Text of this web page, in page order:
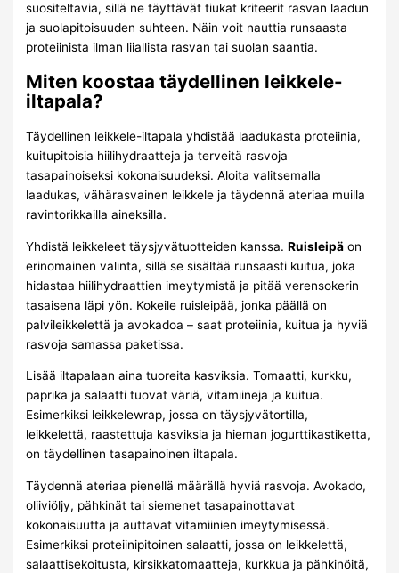
suositeltavia, sillä ne täyttävät tiukat kriteerit rasvan laadun
ja suolapitoisuuden suhteen. Näin voit nauttia runsaasta
proteiinista ilman liiallista rasvan tai suolan saantia.
Miten koostaa täydellinen leikkele-
iltapala?
Täydellinen leikkele-iltapala yhdistää laadukasta proteiinia,
kuitupitoisia hiilihydraatteja ja terveitä rasvoja
tasapainoiseksi kokonaisuudeksi. Aloita valitsemalla
laadukas, vähärasvainen leikkele ja täydennä ateriaa muilla
ravintorikkailla aineksilla.
Yhdistä leikkeleet täysjyvätuotteiden kanssa.Ruisleipä on
erinomainen valinta, sillä se sisältää runsaasti kuitua, joka
hidastaa hiilihydraattien imeytymistä ja pitää verensokerin
tasaisena läpi yön. Kokeile ruisleipää, jonka päällä on
palvileikkelettä ja avokadoa – saat proteiinia, kuitua ja hyviä
rasvoja samassa paketissa.
Lisää iltapalaan aina tuoreita kasviksia. Tomaatti, kurkku,
paprika ja salaatti tuovat väriä, vitamiineja ja kuitua.
Esimerkiksi leikkelewrap, jossa on täysjyvätortilla,
leikkelettä, raastettuja kasviksia ja hieman jogurttikastiketta,
on täydellinen tasapainoinen iltapala.
Täydennä ateriaa pienellä määrällä hyviä rasvoja. Avokado,
oliiviöljy, pähkinät tai siemenet tasapainottavat
kokonaisuutta ja auttavat vitamiinien imeytymisessä.
Esimerkiksi proteiinipitoinen salaatti, jossa on leikkelettä,
salaattisekoitusta, kirsikkatomaatteja, kurkkua ja pähkinöitä,